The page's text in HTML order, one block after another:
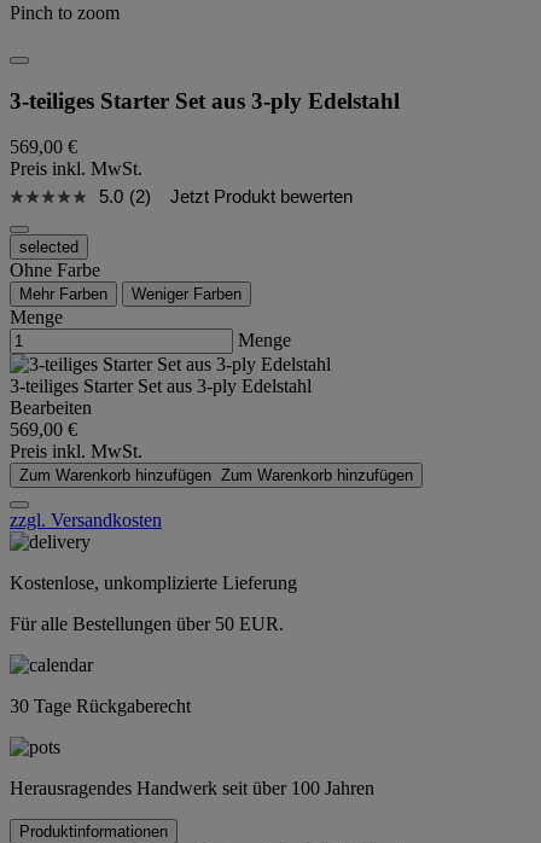
Pinch to zoom
3-teiliges Starter Set aus 3-ply Edelstahl
569,00 €
Preis inkl. MwSt.
5.0 (2) Jetzt Produkt bewerten
selected
Ohne Farbe
Mehr Farben Weniger Farben
Menge
Menge
3-teiliges Starter Set aus 3-ply Edelstahl
Bearbeiten
569,00 €
Preis inkl. MwSt.
Zum Warenkorb hinzufügen Zum Warenkorb hinzufügen
zzgl. Versandkosten
Kostenlose, unkomplizierte Lieferung
Für alle Bestellungen über 50 EUR.
30 Tage Rückgaberecht
Herausragendes Handwerk seit über 100 Jahren
Produktinformationen